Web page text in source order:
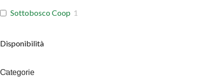
Sottobosco Coop 1
Disponibilità
Categorie